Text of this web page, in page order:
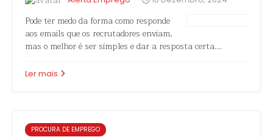
Pode ter medo da forma como responde
aos emails que os recrutadores enviam,
mas o melhor é ser simples e dar a resposta certa.…
Ler mais
PROCURA DE EMPREGO